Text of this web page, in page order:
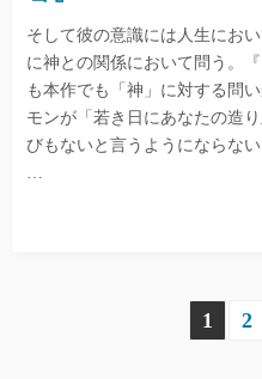
そして彼の意識には人生にお
に神との関係において問う。
も本作でも「神」に対する問
モンが「若き日にあなたの造
びもないと言うようにならな
…
1 2